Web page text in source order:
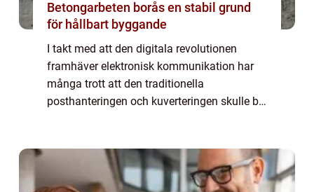
Betongarbeten borås en stabil grund
för hållbart byggande
I takt med att den digitala revolutionen
framhäver elektronisk kommunikation har
många trott att den traditionella
posthanteringen och kuverteringen skulle bli